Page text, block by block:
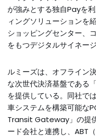
が強みとする独自Payを
ィングソリューションを
ショッピングセンター、
をもつデジタルサイネー
ルミーズは、オフライン
な次世代決済基盤である
を提供している。同社で
車システムを構築可能な
Transit Gateway」の提
ード会社と連携し、